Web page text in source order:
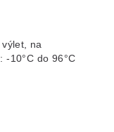
na
-10°C do 96°C